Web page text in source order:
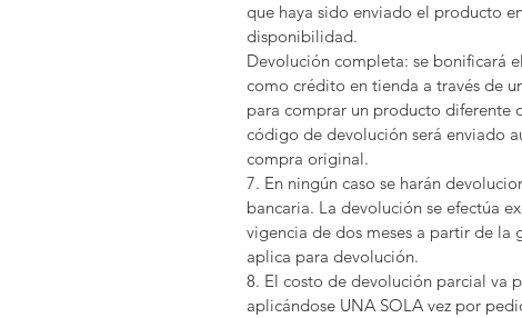
que haya sido enviado el producto
disponibilidad.
Devolución completa: se bonificará
como crédito en tienda a través de
para comprar un producto diferente
código de devolución será enviado
compra original.
7. En ningún caso se harán
bancaria. La devolución se efectúa
vigencia de dos meses a partir de la
aplica para devolución.
8. El costo de devolución parcial va
aplicándose UNA SOLA vez por